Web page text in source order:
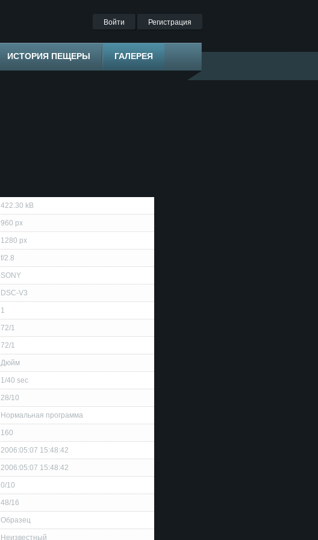
Войти Регистрация
ИСТОРИЯ ПЕЩЕРЫ ГАЛЕРЕЯ
422.30 kB
960 px
1280 px
f/2.8
SONY
DSC-V3
1
72/1
72/1
Дюйм
1/40 sec
28/10
Нормальная программа
160
2006:05:07 15:48:42
2006:05:07 15:48:42
0/10
48/16
Образец
Неизвестный